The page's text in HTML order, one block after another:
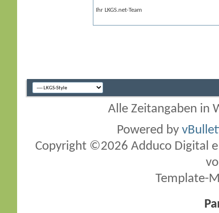
Ihr LKGS.net-Team
Alle Zeitangaben in
Powered by
Copyright ©2026 Adduco Digital
Template-